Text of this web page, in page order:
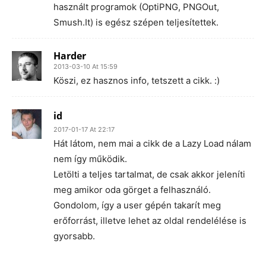
használt programok (OptiPNG, PNGOut,
Smush.It) is egész szépen teljesítettek.
Harder
2013-03-10 At 15:59
Köszi, ez hasznos info, tetszett a cikk. :)
id
2017-01-17 At 22:17
Hát látom, nem mai a cikk de a Lazy Load nálam
nem így működik.
Letölti a teljes tartalmat, de csak akkor jeleníti
meg amikor oda görget a felhasználó.
Gondolom, így a user gépén takarít meg
erőforrást, illetve lehet az oldal rendelélése is
gyorsabb.